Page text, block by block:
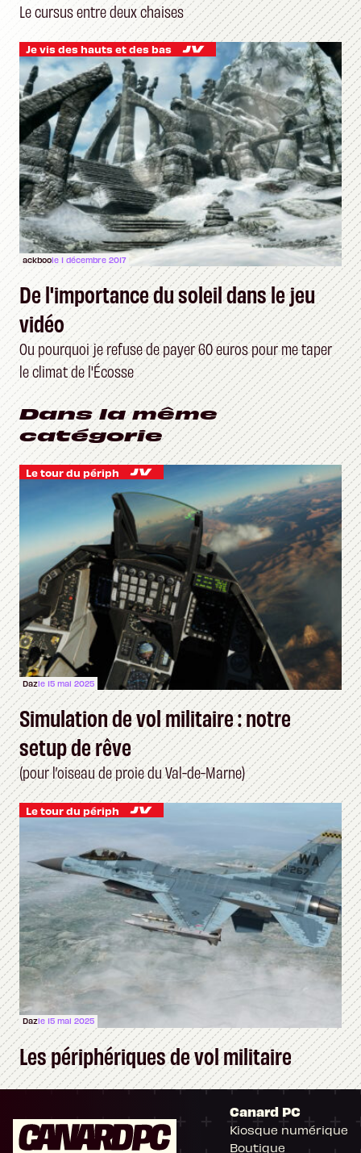
Le cursus entre deux chaises
Je vis des hauts et des bas
ackboole 1 décembre 2017
De l'importance du soleil dans le jeu
vidéo
Ou pourquoi je refuse de payer 60 euros pour me taper
le climat de l'Écosse
Dans la même
catégorie
Le tour du périph
Dazle 15 mai 2025
Simulation de vol militaire : notre
setup de rêve
(pour l’oiseau de proie du Val-de-Marne)
Le tour du périph
Dazle 15 mai 2025
Les périphériques de vol militaire
Canard PC
Kiosque numérique
Boutique